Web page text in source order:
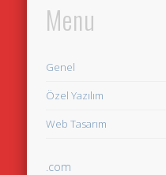
Menu
Genel
Özel Yazılım
Web Tasarım
.com